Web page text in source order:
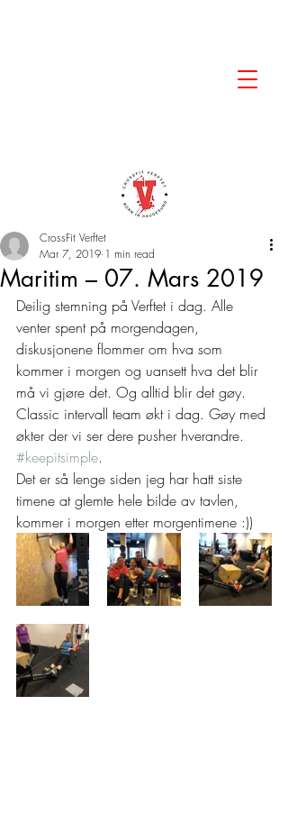
Maritim – 07. Mars 2019
CrossFit Verftet
Mar 7, 2019 1 min read
Deilig stemning på Verftet i dag. Alle
venter spent på morgendagen,
diskusjonene flommer om hva som
kommer i morgen og uansett hva det blir
må vi gjøre det. Og alltid blir det gøy.
Classic intervall team økt i dag. Gøy med
økter der vi ser dere pusher hverandre.
#keepitsimple.
Det er så lenge siden jeg har hatt siste
timene at glemte hele bilde av tavlen,
kommer i morgen etter morgentimene :))